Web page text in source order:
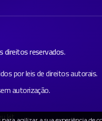
direitos reservados.
por leis de direitos autorais.
autorização.
kit